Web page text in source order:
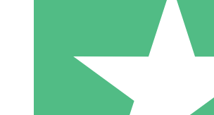
20 00